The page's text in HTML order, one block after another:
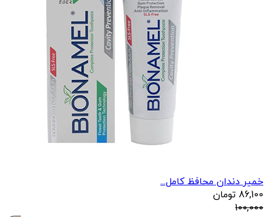
خمیر دندان محافظ کامل...
86,100 تومان
100,000